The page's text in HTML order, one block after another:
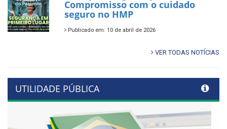
Compromisso com o cuidado
seguro no HMP
Publicado em: 10 de abril de 2026
VER TODAS NOTÍCIAS
UTILIDADE PÚBLICA